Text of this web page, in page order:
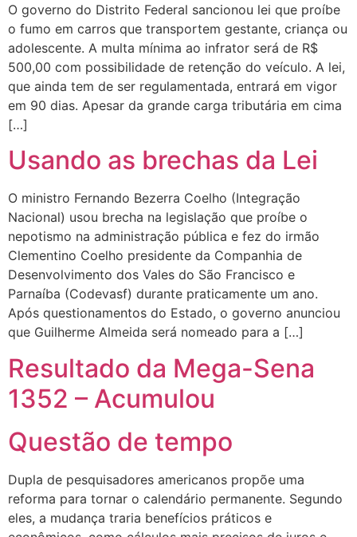
O governo do Distrito Federal sancionou lei que proíbe
o fumo em carros que transportem gestante, criança ou
adolescente. A multa mínima ao infrator será de R$
500,00 com possibilidade de retenção do veículo. A lei,
que ainda tem de ser regulamentada, entrará em vigor
em 90 dias. Apesar da grande carga tributária em cima
[…]
Usando as brechas da Lei
O ministro Fernando Bezerra Coelho (Integração
Nacional) usou brecha na legislação que proíbe o
nepotismo na administração pública e fez do irmão
Clementino Coelho presidente da Companhia de
Desenvolvimento dos Vales do São Francisco e
Parnaíba (Codevasf) durante praticamente um ano.
Após questionamentos do Estado, o governo anunciou
que Guilherme Almeida será nomeado para a […]
Resultado da Mega-Sena
1352 – Acumulou
Questão de tempo
Dupla de pesquisadores americanos propõe uma
reforma para tornar o calendário permanente. Segundo
eles, a mudança traria benefícios práticos e